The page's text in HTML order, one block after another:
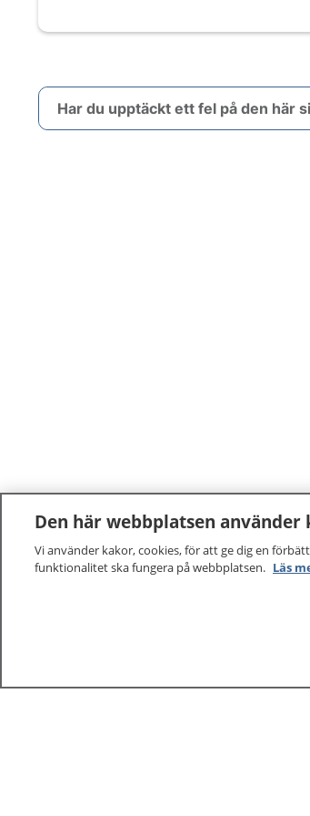
Har du upptäckt ett fel på den här
Den här webbplatsen använder
Vi använder kakor, cookies, för att ge dig en
funktionalitet ska fungera på webbplatsen. Läs